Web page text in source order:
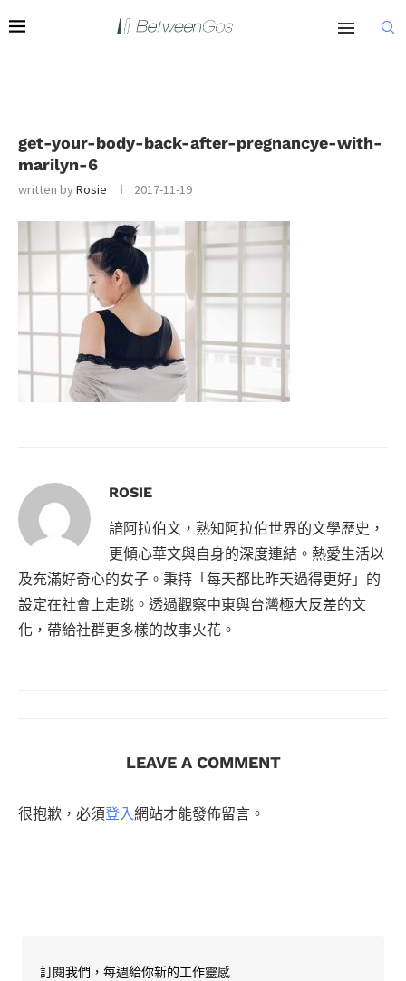
get-your-body-back-after-pregnancye-with-
marilyn-6
written byRosie 2017-11-19
ROSIE
諳阿拉伯文，熟知阿拉伯世界的文學歷史，
更傾心華文與自身的深度連結。熱愛生活以
及充滿好奇心的女子。秉持「每天都比昨天過得更好」的
設定在社會上走跳。透過觀察中東與台灣極大反差的文
化，帶給社群更多樣的故事火花。
LEAVE A COMMENT
很抱歉，必須登入網站才能發佈留言。
訂閱我們，每週給你新的工作靈感